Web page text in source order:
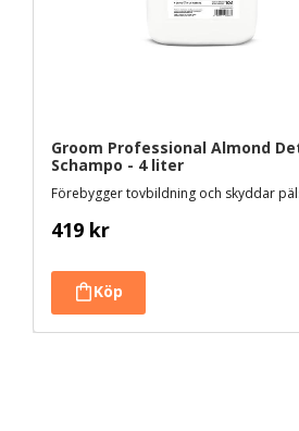
Groom Professional Almond
Schampo - 4 liter
419 kr